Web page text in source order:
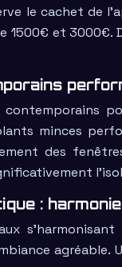
le cachet de
1500€ et 3000€.
contemporains
minces
des
:
agréable.